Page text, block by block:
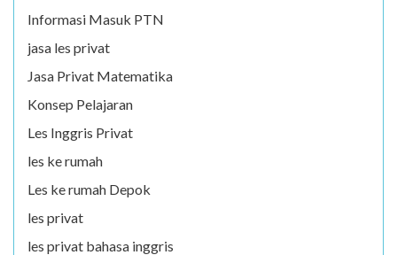
Informasi Masuk PTN
jasa les privat
Jasa Privat Matematika
Konsep Pelajaran
Les Inggris Privat
les ke rumah
Les ke rumah Depok
les privat
les privat bahasa inggris